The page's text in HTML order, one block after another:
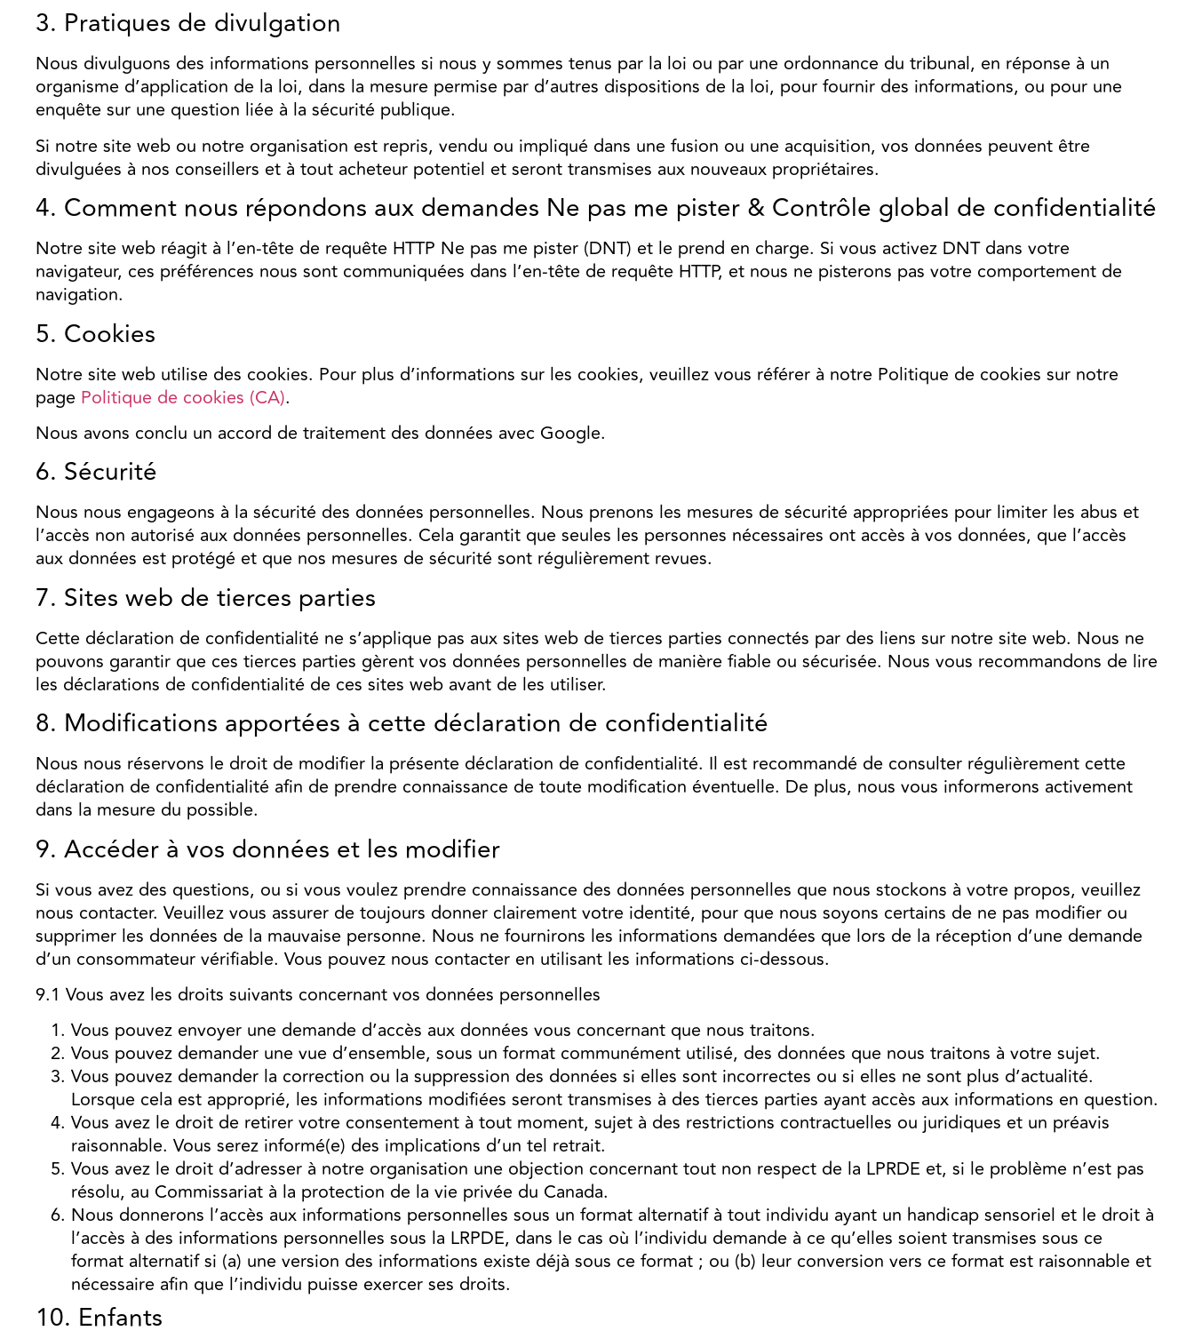
3. Pratiques de divulgation
Nous divulguons des informations personnelles si nous y sommes tenus par la loi ou par une ordonnance du tribunal, en réponse à un
organisme d’application de la loi, dans la mesure permise par d’autres dispositions de la loi, pour fournir des informations, ou pour une
enquête sur une question liée à la sécurité publique.
Si notre site web ou notre organisation est repris, vendu ou impliqué dans une fusion ou une acquisition, vos données peuvent être
divulguées à nos conseillers et à tout acheteur potentiel et seront transmises aux nouveaux propriétaires.
4. Comment nous répondons aux demandes Ne pas me pister & Contrôle global de confidentialité
Notre site web réagit à l’en-tête de requête HTTP Ne pas me pister (DNT) et le prend en charge. Si vous activez DNT dans votre
navigateur, ces préférences nous sont communiquées dans l’en-tête de requête HTTP, et nous ne pisterons pas votre comportement de
navigation.
5. Cookies
Notre site web utilise des cookies. Pour plus d’informations sur les cookies, veuillez vous référer à notre Politique de cookies sur notre
page Politique de cookies (CA).
Nous avons conclu un accord de traitement des données avec Google.
6. Sécurité
Nous nous engageons à la sécurité des données personnelles. Nous prenons les mesures de sécurité appropriées pour limiter les abus et
l’accès non autorisé aux données personnelles. Cela garantit que seules les personnes nécessaires ont accès à vos données, que l’accès
aux données est protégé et que nos mesures de sécurité sont régulièrement revues.
7. Sites web de tierces parties
Cette déclaration de confidentialité ne s’applique pas aux sites web de tierces parties connectés par des liens sur notre site web. Nous ne
pouvons garantir que ces tierces parties gèrent vos données personnelles de manière fiable ou sécurisée. Nous vous recommandons de lire
les déclarations de confidentialité de ces sites web avant de les utiliser.
8. Modifications apportées à cette déclaration de confidentialité
Nous nous réservons le droit de modifier la présente déclaration de confidentialité. Il est recommandé de consulter régulièrement cette
déclaration de confidentialité afin de prendre connaissance de toute modification éventuelle. De plus, nous vous informerons activement
dans la mesure du possible.
9. Accéder à vos données et les modifier
Si vous avez des questions, ou si vous voulez prendre connaissance des données personnelles que nous stockons à votre propos, veuillez
nous contacter. Veuillez vous assurer de toujours donner clairement votre identité, pour que nous soyons certains de ne pas modifier ou
supprimer les données de la mauvaise personne. Nous ne fournirons les informations demandées que lors de la réception d’une demande
d’un consommateur vérifiable. Vous pouvez nous contacter en utilisant les informations ci-dessous.
9.1 Vous avez les droits suivants concernant vos données personnelles
Vous pouvez envoyer une demande d’accès aux données vous concernant que nous traitons.
Vous pouvez demander une vue d’ensemble, sous un format communément utilisé, des données que nous traitons à votre sujet.
Vous pouvez demander la correction ou la suppression des données si elles sont incorrectes ou si elles ne sont plus d’actualité.
Lorsque cela est approprié, les informations modifiées seront transmises à des tierces parties ayant accès aux informations en question.
Vous avez le droit de retirer votre consentement à tout moment, sujet à des restrictions contractuelles ou juridiques et un préavis
raisonnable. Vous serez informé(e) des implications d’un tel retrait.
Vous avez le droit d’adresser à notre organisation une objection concernant tout non respect de la LPRDE et, si le problème n’est pas
résolu, au Commissariat à la protection de la vie privée du Canada.
Nous donnerons l’accès aux informations personnelles sous un format alternatif à tout individu ayant un handicap sensoriel et le droit à
l’accès à des informations personnelles sous la LRPDE, dans le cas où l’individu demande à ce qu’elles soient transmises sous ce
format alternatif si (a) une version des informations existe déjà sous ce format ; ou (b) leur conversion vers ce format est raisonnable et
nécessaire afin que l’individu puisse exercer ses droits.
10. Enfants